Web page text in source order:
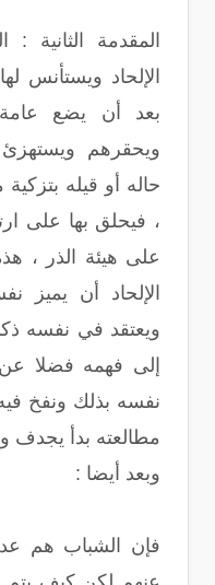
المقدمة
الإلحاد ويستأنس
بعد أن يضع
ويحقرهم
حاله أو قيله
، فيحلق بها على
على هيئة الذر ،
الإلحاد أن
ويعتقد في نفسه
إلى فهمه فضلا
نفسه بذلك ونفخ
مطالعته بدأ يجدف
وبعد أيضا :
فإن الشباب هم